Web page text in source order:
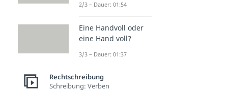
2/3 – Dauer: 01:54
Eine Handvoll oder
eine Hand voll?
3/3 – Dauer: 01:37
Rechtschreibung
Schreibung: Verben